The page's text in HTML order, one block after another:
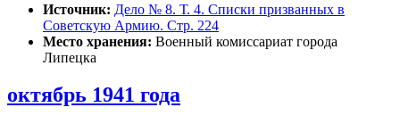
Источник: Дело № 8. Т. 4. Списки призванных в
Советскую Армию. Стр. 224
Место хранения: Военный комиссариат города
Липецка
октябрь 1941 года